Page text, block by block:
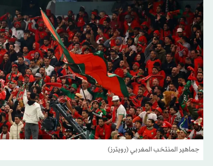
جماهير المنتخب المغربي (رويترز)